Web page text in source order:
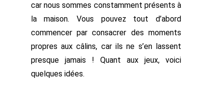
car nous sommes constamment présents à
la maison. Vous pouvez tout d’abord
commencer par consacrer des moments
propres aux câlins, car ils ne s’en lassent
presque jamais ! Quant aux jeux, voici
quelques idées.